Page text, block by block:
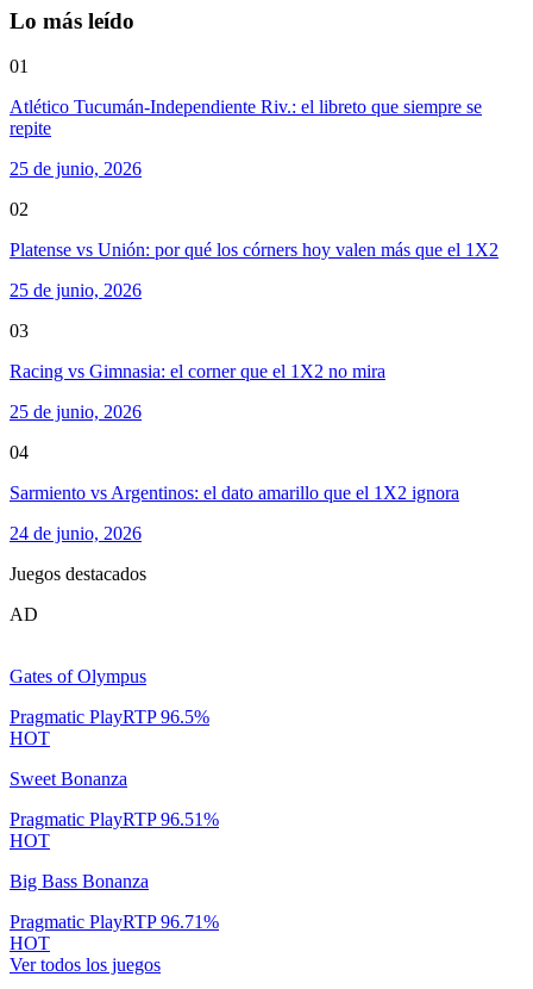
Lo más leído
01
Atlético Tucumán-Independiente Riv.: el libreto que siempre se
repite
25 de junio, 2026
02
Platense vs Unión: por qué los córners hoy valen más que el 1X2
25 de junio, 2026
03
Racing vs Gimnasia: el corner que el 1X2 no mira
25 de junio, 2026
04
Sarmiento vs Argentinos: el dato amarillo que el 1X2 ignora
24 de junio, 2026
Juegos destacados
AD
Gates of Olympus
Pragmatic PlayRTP96.5%
HOT
Sweet Bonanza
Pragmatic PlayRTP96.51%
HOT
Big Bass Bonanza
Pragmatic PlayRTP96.71%
HOT
Ver todos los juegos